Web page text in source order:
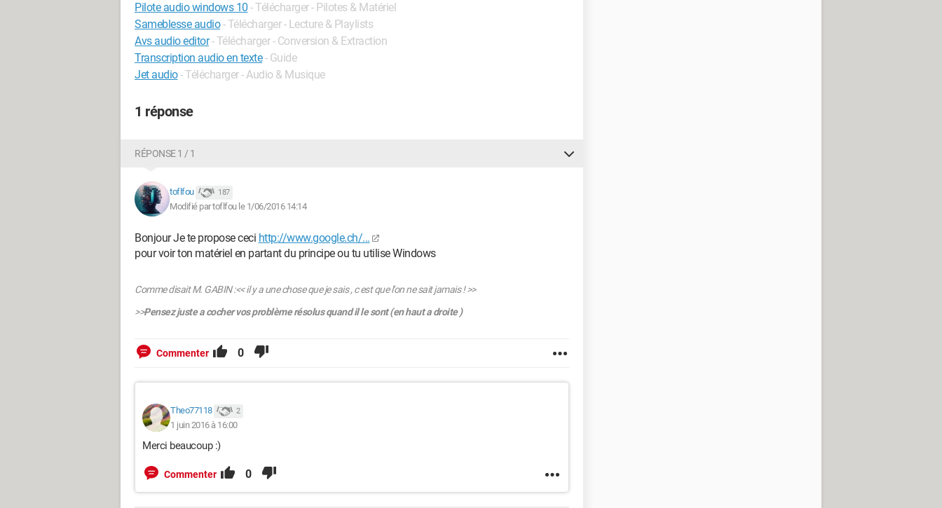
Pilote audio windows 10 - Télécharger - Pilotes & Matériel
Sameblesse audio - Télécharger - Lecture & Playlists
Avs audio editor - Télécharger - Conversion & Extraction
Transcription audio en texte - Guide
Jet audio- Télécharger - Audio & Musique
1 réponse
RÉPONSE 1 / 1
toflfou 187
Modifié par toflfou le 1/06/2016 14:14
Bonjour Je te propose ceci http://www.google.ch/...
pour voir ton matériel en partant du principe ou tu utilise Windows
Comme disait M. GABIN :<< il y a une chose que je sais , c est que l'on ne sait jama­is ! >>
>>Pensez juste a cocher vos problème résolus quand il le sont (en haut a droite )
Commenter 0
Theo77118 2
1 juin 2016 à 16:00
Merci beaucoup :)
Commenter 0